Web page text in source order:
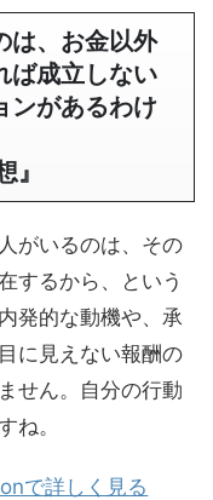
は、お金以外
ば成立しない
ンがあるわけ
がいるのは、その
するから、という
発的な動機や、承
に見えない報酬の
せん。自分の行動
ね。
で詳しく見る